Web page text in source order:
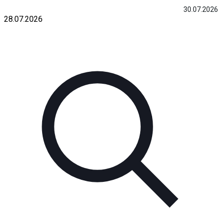
30.07.2026
28.07.2026